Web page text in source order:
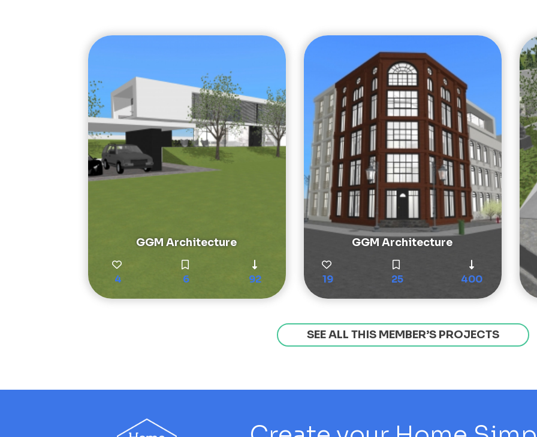
GGM Architecture
4 6 92
GGM Architecture
19 25 400
SEE ALL THIS MEMBER’S PROJECTS